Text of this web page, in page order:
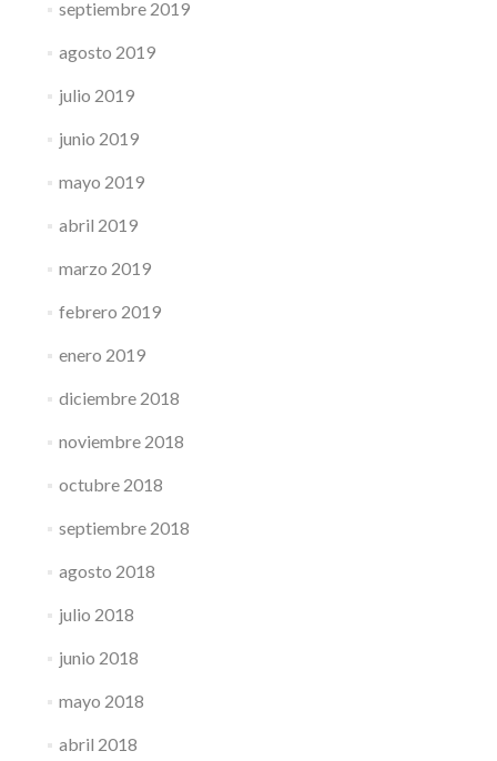
septiembre 2019
agosto 2019
julio 2019
junio 2019
mayo 2019
abril 2019
marzo 2019
febrero 2019
enero 2019
diciembre 2018
noviembre 2018
octubre 2018
septiembre 2018
agosto 2018
julio 2018
junio 2018
mayo 2018
abril 2018